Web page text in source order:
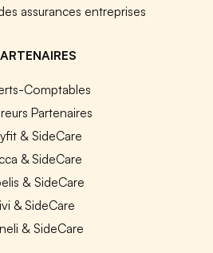
assurances entreprises
Comptables
Partenaires
& SideCare
& SideCare
& SideCare
& SideCare
& SideCare